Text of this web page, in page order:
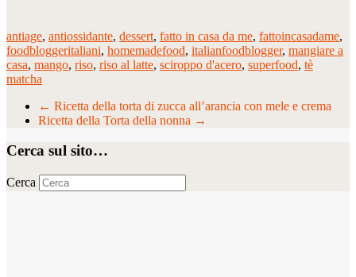
antiage, antiossidante, dessert, fatto in casa da me, fattoincasadame,
foodbloggeritaliani, homemadefood, italianfoodblogger, mangiare a
casa, mango, riso, riso al latte, sciroppo d'acero, superfood, tè
matcha
← Ricetta della torta di zucca all’arancia con mele e crema
Ricetta della Torta della nonna →
Cerca sul sito…
Cerca